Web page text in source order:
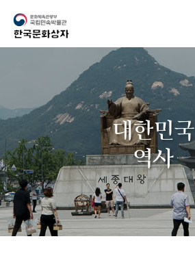
대한민국
역사